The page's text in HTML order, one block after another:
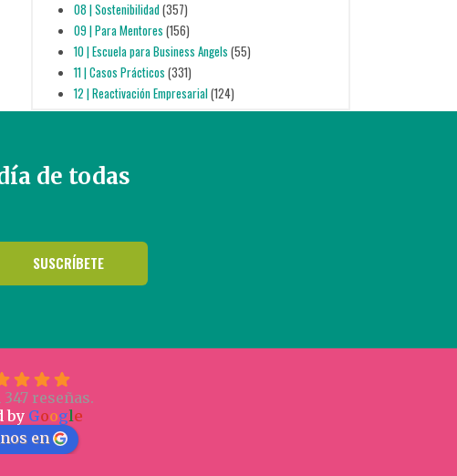
08 | Sostenibilidad(357)
09 | Para Mentores (156)
10 | Escuela para Business Angels (55)
11 | Casos Prácticos (331)
12 | Reactivación Empresarial(124)
de todas
reseñas.
by Google
en